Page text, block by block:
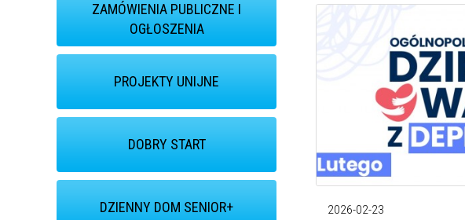
ZAMÓWIENIA PUBLICZNE I
OGŁOSZENIA
PROJEKTY UNIJNE
DOBRY START
DZIENNY DOM SENIOR+ 2026-02-23